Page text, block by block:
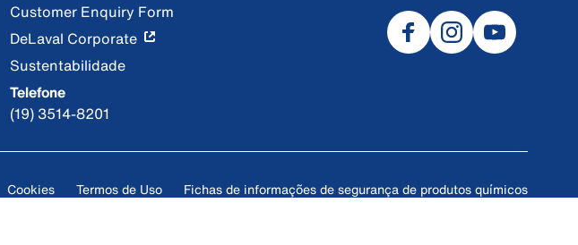
Customer Enquiry Form
DeLaval Corporate
Sustentabilidade
Telefone
(19) 3514-8201
Cookies Termos de Uso Fichas de informações de segurança de produtos químicos